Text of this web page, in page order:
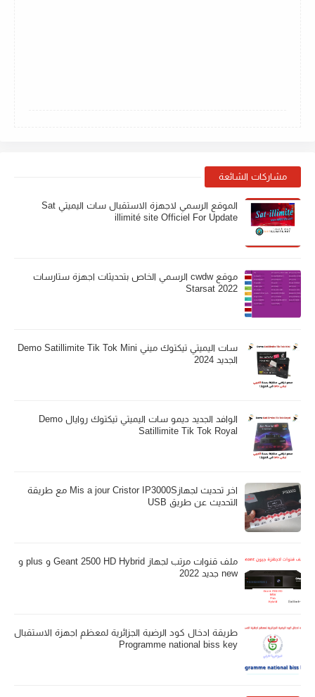
مشاركات الشائعة
الموقع الرسمي لاجهزة الاستقبال سات اليميتي Sat
illimité site Officiel For Update
موقع cwdw الرسمي الخاص بتحديثات اجهزة ستارسات
Starsat 2022
سات اليميتي تيكتوك ميني Demo Satillimite Tik Tok Mini
الجديد 2024
الوافد الجديد ديمو سات اليميتي تيكتوك روايال Demo
Satillimite Tik Tok Royal
اخر تحديث لجهازMis a jour Cristor IP3000S مع طريقة
التحديث عن طريق USB
ملف قنوات مرتب لجهاز Geant 2500 HD Hybrid و plus و
new جديد 2022
طريقة ادخال كود الرضية الجزائرية لمعظم اجهزة الاستقبال
Programme national biss key